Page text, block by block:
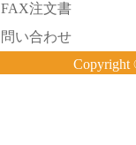
FAX注文書
問い合わせ
Copyright